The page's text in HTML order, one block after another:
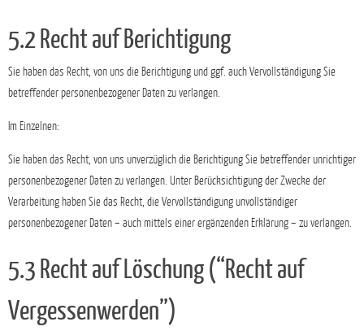
5.2 Recht auf Berichtigung
Sie haben das Recht, von uns die Berichtigung und ggf. auch Vervollständigung Sie
betreffender personenbezogener Daten zu verlangen.
Im Einzelnen:
Sie haben das Recht, von uns unverzüglich die Berichtigung Sie betreffender unrichtiger
personenbezogener Daten zu verlangen. Unter Berücksichtigung der Zwecke der
Verarbeitung haben Sie das Recht, die Vervollständigung unvollständiger
personenbezogener Daten – auch mittels einer ergänzenden Erklärung – zu verlangen.
5.3 Recht auf Löschung (“Recht auf
Vergessenwerden”)